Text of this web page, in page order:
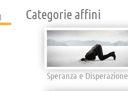
] Categorie affini
Speranza e Disperazione